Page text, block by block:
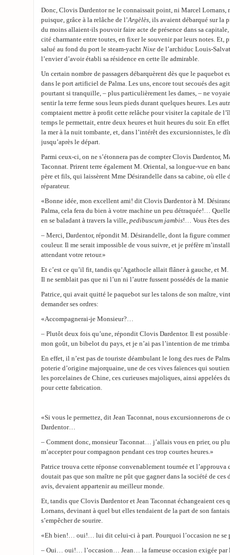
Donc, Clovis Dardentor ne le connaissait point, ni Marcel Lornans,
puisque, grâce à la relâche de l’Argèlès, ils avaient débarqué sur la
du moins allaient-ils pouvoir faire acte de présence dans sa
cité charmante entre toutes, en fixer le souvenir par leurs notes. Et,
salué au fond du port le steam-yacht Nixe de l’archiduc Louis-
l’envier d’avoir établi sa résidence en cette île admirable.
Un certain nombre de passagers débarquèrent dès que le paquebot
dans le port artificiel de Palma. Les uns, encore tout secoués des
pourtant si tranquille, – plus particulièrement les dames, – ne
sentir la terre ferme sous leurs pieds durant quelques heures. Les
comptaient mettre à profit cette relâche pour visiter la capitale de
temps le permettait, entre deux heures et huit heures du soir. En
la mer à la nuit tombante, et, dans l’intérêt des excursionnistes, le
jusqu’après le départ.
Parmi ceux-ci, on ne s’étonnera pas de compter Clovis Dardentor,
Taconnat. Prirent terre également M. Oriental, sa longue-vue en
père et fils, qui laissèrent Mme Désirandelle dans sa cabine, où elle
réparateur.
«Bonne idée, mon excellent ami! dit Clovis Dardentor à M.
Palma, cela fera du bien à votre machine un peu détraquée!…
en se baladant à travers la ville, pedibuscum jambis!… Vous êtes
– Merci, Dardentor, répondit M. Désirandelle, dont la figure
couleur. Il me serait impossible de vous suivre, et je préfère
attendant votre retour.»
Et c’est ce qu’il fit, tandis qu’Agathocle allait flâner à gauche, et
Il ne semblait pas que ni l’un ni l’autre fussent possédés de la
Patrice, qui avait quitté le paquebot sur les talons de son maître,
demander ses ordres:
«Accompagnerai-je Monsieur?…
– Plutôt deux fois qu’une, répondit Clovis Dardentor. Il est
mon goût, un bibelot du pays, et je n’ai pas l’intention de me
En effet, il n’est pas de touriste déambulant le long des rues de
poterie d’origine majorquaine, une de ces vives faïences qui
les porcelaines de Chine, ces curieuses majoliques, ainsi appelées
pour cette fabrication.
«Si vous le permettez, dit Jean Taconnat, nous excursionnerons de
Dardentor…
– Comment donc, monsieur Taconnat… j’allais vous en prier, ou
m’accepter pour compagnon pendant ces trop courtes heures.»
Patrice trouva cette réponse convenablement tournée et l’approuva
doutait pas que son maître ne pût que gagner dans la société de ces
avis, devaient appartenir au meilleur monde.
Et, tandis que Clovis Dardentor et Jean Taconnat échangeaient ces
Lornans, devinant à quel but elles tendaient de la part de son
s’empêcher de sourire.
«Eh bien!… oui!… lui dit celui-ci à part. Pourquoi l’occasion ne se
– Oui… oui!… l’occasion… Jean… la fameuse occasion exigée par